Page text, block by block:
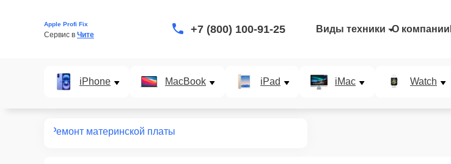
Apple Profi Fix
Сервис в Чите +7 (800) 100-91-25 Виды техники О компании
iPhone MacBook iPad iMac Watch
Ремонт материнской платы